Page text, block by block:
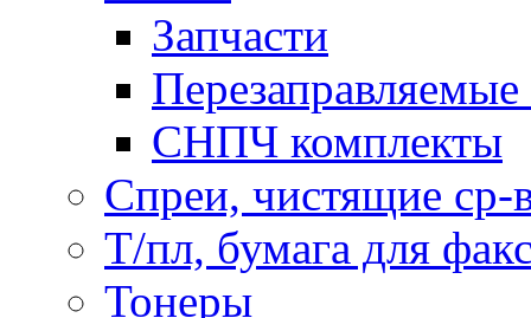
Запчасти
Перезаправляемые
СНПЧ комплекты
Спреи, чистящие ср-
Т/пл, бумага для
Тонеры